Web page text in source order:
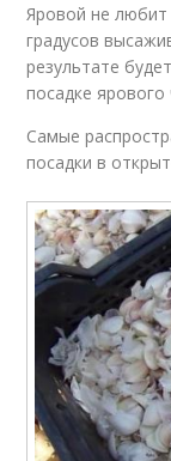
Яровой не любит
градусов
результате
посадке
Самые
посадки в